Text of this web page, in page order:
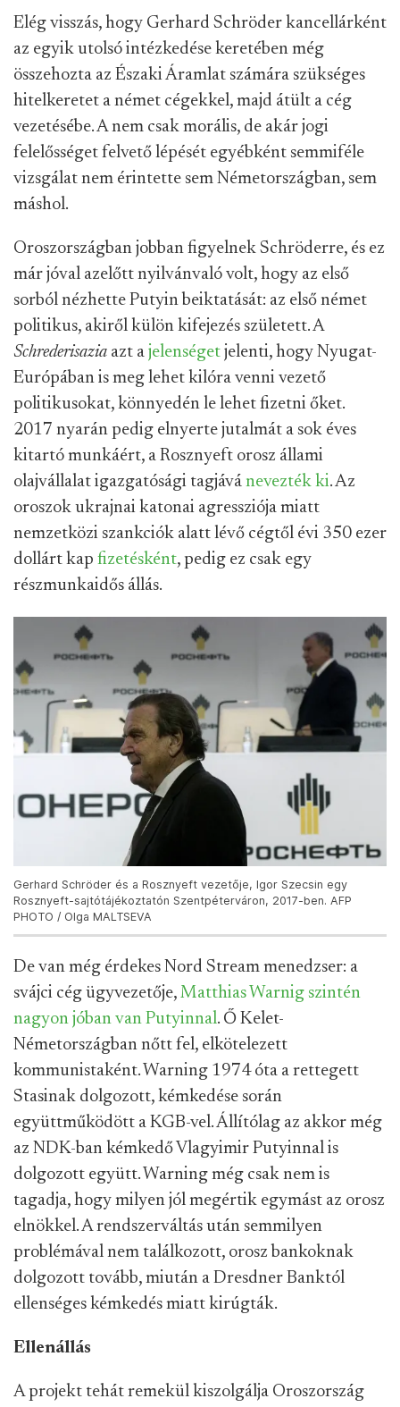
Elég visszás, hogy Gerhard Schröder kancellárként
az egyik utolsó intézkedése keretében még
összehozta az Északi Áramlat számára szükséges
hitelkeretet a német cégekkel, majd átült a cég
vezetésébe. A nem csak morális, de akár jogi
felelősséget felvető lépését egyébként semmiféle
vizsgálat nem érintette sem Németországban, sem
máshol.
Oroszországban jobban figyelnek Schröderre, és ez
már jóval azelőtt nyilvánvaló volt, hogy az első
sorból nézhette Putyin beiktatását: az első német
politikus, akiről külön kifejezés született. A
Schrederisazia azt a jelenséget jelenti, hogy Nyugat-
Európában is meg lehet kilóra venni vezető
politikusokat, könnyedén le lehet fizetni őket.
2017 nyarán pedig elnyerte jutalmát a sok éves
kitartó munkáért, a Rosznyeft orosz állami
olajvállalat igazgatósági tagjává nevezték ki. Az
oroszok ukrajnai katonai agressziója miatt
nemzetközi szankciók alatt lévő cégtől évi 350 ezer
dollárt kap fizetésként, pedig ez csak egy
részmunkaidős állás.
Gerhard Schröder és a Rosznyeft vezetője, Igor Szecsin egy
Rosznyeft-sajtótájékoztatón Szentpéterváron, 2017-ben. AFP
PHOTO / Olga MALTSEVA
De van még érdekes Nord Stream menedzser: a
svájci cég ügyvezetője, Matthias Warnig szintén
nagyon jóban van Putyinnal. Ő Kelet-
Németországban nőtt fel, elkötelezett
kommunistaként. Warning 1974 óta a rettegett
Stasinak dolgozott, kémkedése során
együttműködött a KGB-vel. Állítólag az akkor még
az NDK-ban kémkedő Vlagyimir Putyinnal is
dolgozott együtt. Warning még csak nem is
tagadja, hogy milyen jól megértik egymást az orosz
elnökkel. A rendszerváltás után semmilyen
problémával nem találkozott, orosz bankoknak
dolgozott tovább, miután a Dresdner Banktól
ellenséges kémkedés miatt kirúgták.
Ellenállás
A projekt tehát remekül kiszolgálja Oroszország